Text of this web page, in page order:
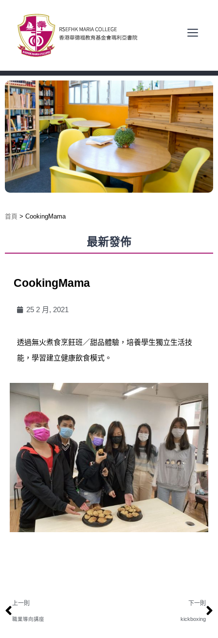
首頁 > CookingMama
最新發佈
CookingMama
25 2 月, 2021
透過無火煮食烹飪班／甜品體驗，培養學生獨立生活技
能，學習建立健康飲食模式。
上一則
職業導向講座
下一則
kickboxing